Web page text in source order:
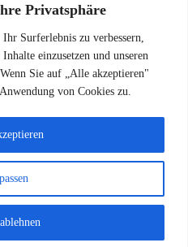
Privatsphäre
Surferlebnis zu verbessern,
einzusetzen und unseren
Sie auf „Alle akzeptieren"
von Cookies zu.
Enkenbach e.V.